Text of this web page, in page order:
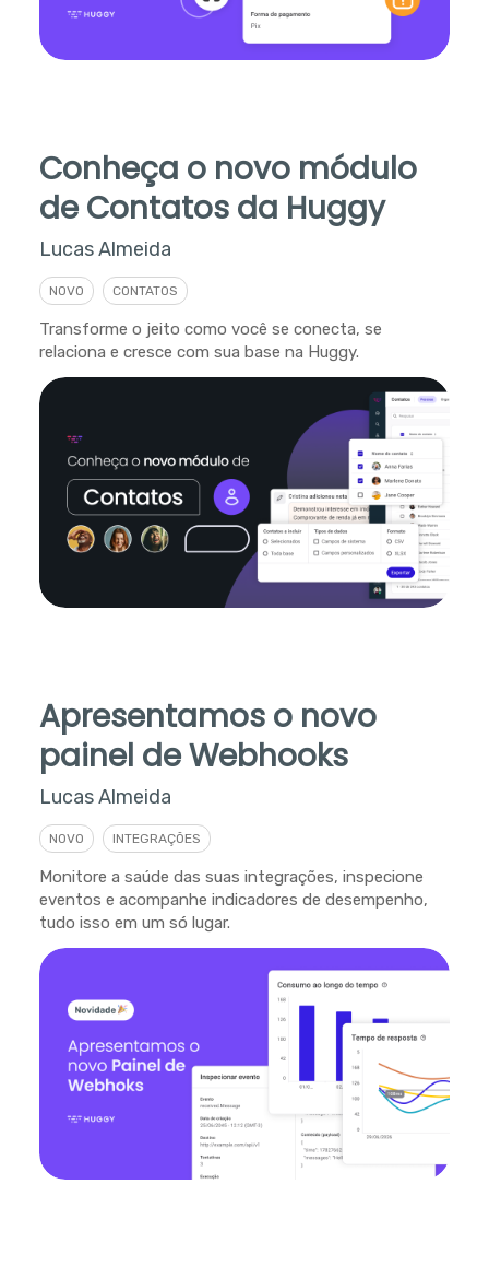
Conheça o novo módulo
de Contatos da Huggy
Lucas Almeida
NOVO CONTATOS
Transforme o jeito como você se conecta, se
relaciona e cresce com sua base na Huggy.
Apresentamos o novo
painel de Webhooks
Lucas Almeida
NOVO INTEGRAÇÕES
Monitore a saúde das suas integrações, inspecione
eventos e acompanhe indicadores de desempenho,
tudo isso em um só lugar.